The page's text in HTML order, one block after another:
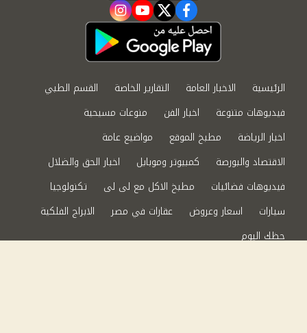
facebook
twitter
youtube
instagram
الرئيسية الاخبار العامة التقارير الخاصة
القسم الطبي
فيديوهات متنوعة
اخبار الفن
منوعات مسيحية
اخبار الرياضة
مطبخ الموقع
مواضيع عامة
الاقتصاد والبورصة
كمبيوتر وموبايل
اخبار الحق والضلال
فيديوهات فضائيات
مطبخ الاكل مع لى لى
تكنولوجيا
سيارات
اسعار وعروض عقارات في مصر
الابراج الفلكية
حظك اليوم